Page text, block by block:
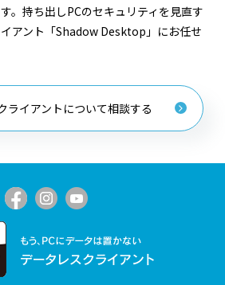
。持ち出しPCのセキュリティを見直す
アント「Shadow Desktop」にお任せ
ライアントについて相談する